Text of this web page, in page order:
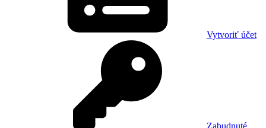
Vytvoriť účet
Zabudnuté